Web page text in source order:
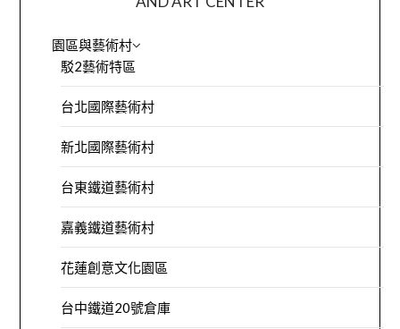
園區與藝術村
駁2藝術特區
台北國際藝術村
新北國際藝術村
台東鐵道藝術村
嘉義鐵道藝術村
花蓮創意文化園區
台中鐵道20號倉庫